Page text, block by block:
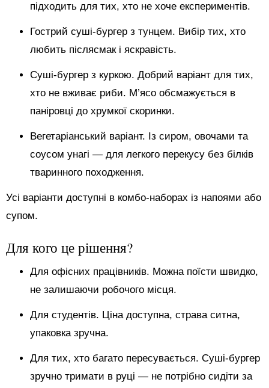
підходить для тих, хто не хоче експериментів.
Гострий суші-бургер з тунцем. Вибір тих, хто
любить післясмак і яскравість.
Суші-бургер з куркою. Добрий варіант для тих,
хто не вживає риби. М’ясо обсмажується в
паніровці до хрумкої скоринки.
Вегетаріанський варіант. Із сиром, овочами та
соусом унагі — для легкого перекусу без білків
тваринного походження.
Усі варіанти доступні в комбо-наборах із напоями або
супом.
Для кого це рішення?
Для офісних працівників. Можна поїсти швидко,
не залишаючи робочого місця.
Для студентів. Ціна доступна, страва ситна,
упаковка зручна.
Для тих, хто багато пересувається. Суші-бургер
зручно тримати в руці — не потрібно сидіти за